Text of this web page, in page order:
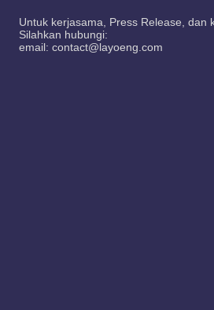
Untuk kerjasama, Press Release, dan
Silahkan hubungi:
email: contact@layoeng.com